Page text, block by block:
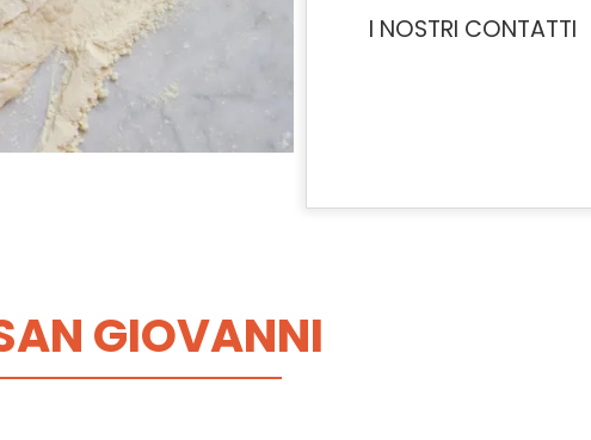
I NOSTRI CONTATTI
GIOVANNI